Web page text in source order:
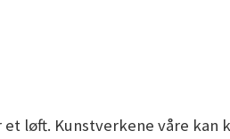
løft. Kunstverkene våre kan